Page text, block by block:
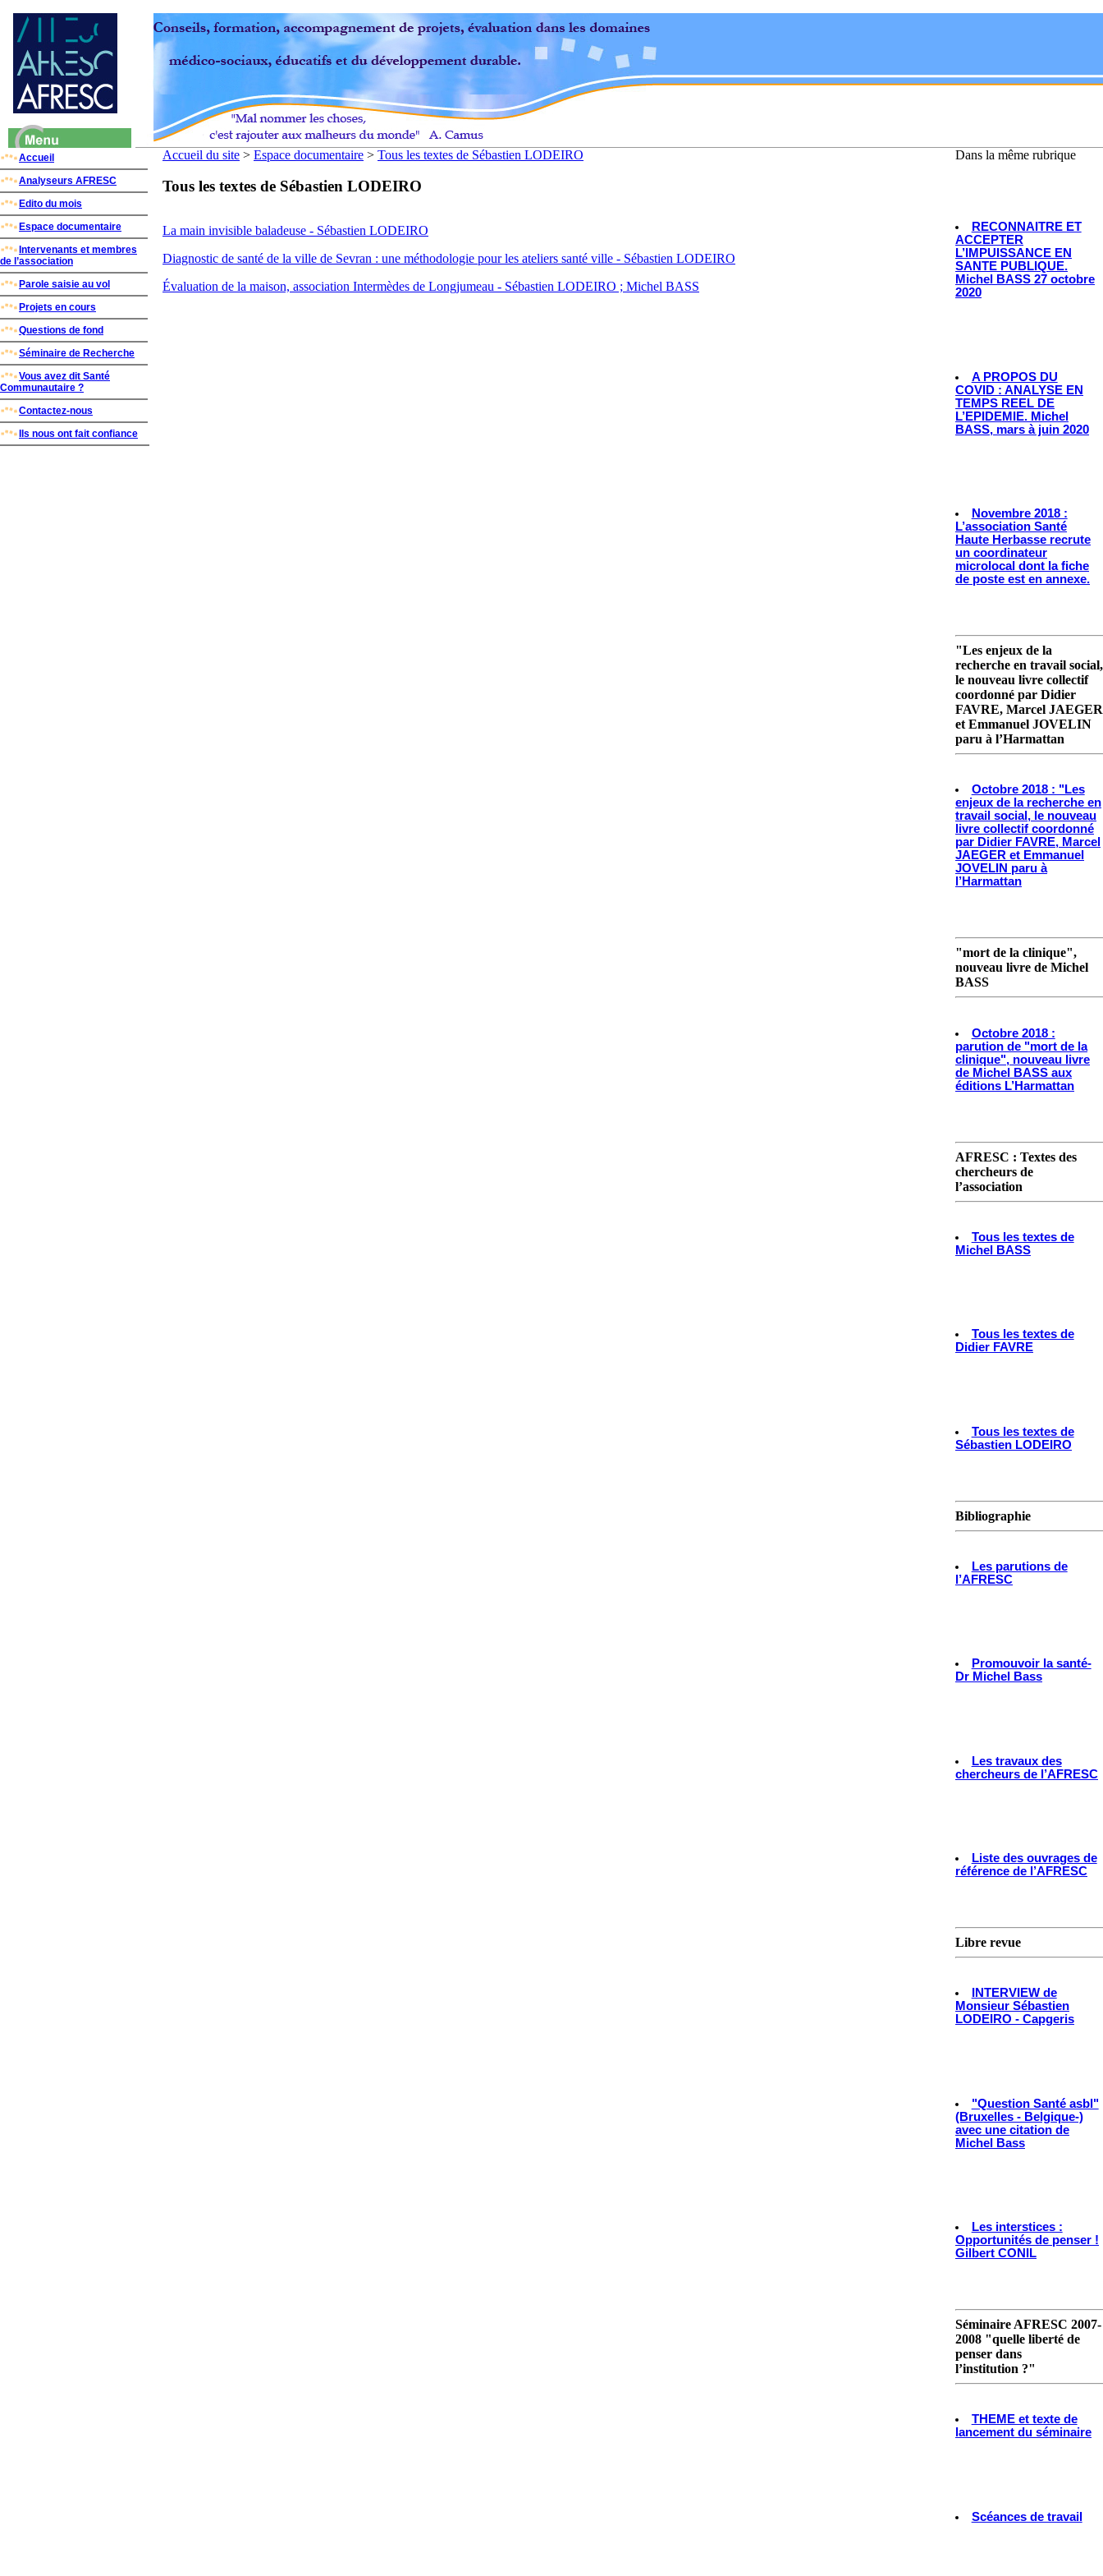
Accueil
Analyseurs AFRESC
Edito du mois
Espace documentaire
Intervenants et membres
de l’association
Parole saisie au vol
Projets en cours
Questions de fond
Séminaire de Recherche
Vous avez dit Santé
Communautaire ?
Contactez-nous
Ils nous ont fait confiance
Accueil du site > Espace documentaire > Tous les textes de Sébastien LODEIRO
Tous les textes de Sébastien LODEIRO
La main invisible baladeuse - Sébastien LODEIRO
Diagnostic de santé de la ville de Sevran : une méthodologie pour les ateliers santé ville - Sébastien LODEIRO
Évaluation de la maison, association Intermèdes de Longjumeau - Sébastien LODEIRO ; Michel BASS
Dans la même rubrique
RECONNAITRE ET
ACCEPTER
L’IMPUISSANCE EN
SANTE PUBLIQUE.
Michel BASS 27 octobre
2020
A PROPOS DU
COVID : ANALYSE EN
TEMPS REEL DE
L’EPIDEMIE. Michel
BASS, mars à juin 2020
Novembre 2018 :
L’association Santé
Haute Herbasse recrute
un coordinateur
microlocal dont la fiche
de poste est en annexe.
"Les enjeux de la
recherche en travail social,
le nouveau livre collectif
coordonné par Didier
FAVRE, Marcel JAEGER
et Emmanuel JOVELIN
paru à l’Harmattan
Octobre 2018 : "Les
enjeux de la recherche en
travail social, le nouveau
livre collectif coordonné
par Didier FAVRE, Marcel
JAEGER et Emmanuel
JOVELIN paru à
l’Harmattan
"mort de la clinique",
nouveau livre de Michel
BASS
Octobre 2018 :
parution de "mort de la
clinique", nouveau livre
de Michel BASS aux
éditions L’Harmattan
AFRESC : Textes des
chercheurs de
l’association
Tous les textes de
Michel BASS
Tous les textes de
Didier FAVRE
Tous les textes de
Sébastien LODEIRO
Bibliographie
Les parutions de
l’AFRESC
Promouvoir la santé-
Dr Michel Bass
Les travaux des
chercheurs de l’AFRESC
Liste des ouvrages de
référence de l’AFRESC
Libre revue
INTERVIEW de
Monsieur Sébastien
LODEIRO - Capgeris
"Question Santé asbl"
(Bruxelles - Belgique-)
avec une citation de
Michel Bass
Les interstices :
Opportunités de penser !
Gilbert CONIL
Séminaire AFRESC 2007-
2008 "quelle liberté de
penser dans
l’institution ?"
THEME et texte de
lancement du séminaire
Scéances de travail